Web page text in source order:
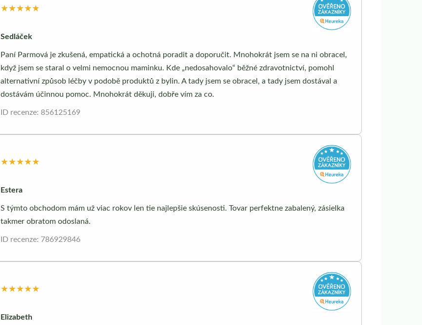
★★★★★
Sedláček
Paní Parmová je zkušená, empatická a ochotná poradit a doporučit. Mnohokrát jsem se na ni obracel,
když jsem se staral o velmi nemocnou maminku. Kde „nedosahovalo“ běžné zdravotnictví, pomohl
alternativní způsob léčby v podobě produktů z bylin. A tady jsem se obracel, a tady jsem dostával a
dostávám účinnou pomoc. Mnohokrát děkuji, dobře vím za co.
ID recenze: 856125169
★★★★★
Estera
S týmto obchodom mám už viac rokov len tie najlepšie skúsenosti. Tovar perfektne zabalený, zásielka
takmer obratom odoslaná.
ID recenze: 786929846
★★★★★
Elizabeth